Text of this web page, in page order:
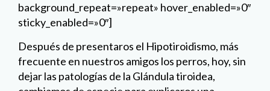
background_repeat=»repeat» hover_enabled=»0″
sticky_enabled=»0″]
Después de presentaros el Hipotiroidismo, más
frecuente en nuestros amigos los perros, hoy, sin
dejar las patologías de la Glándula tiroidea,